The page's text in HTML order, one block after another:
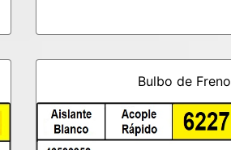
Bulbo de Freno